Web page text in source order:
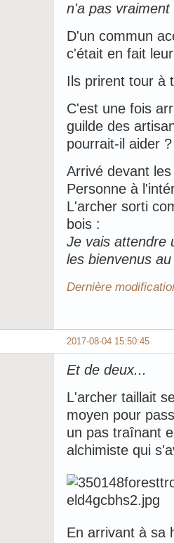
n'a pas
D'un commun
c'était en fait
Ils prirent tour à
C'est une fois
guilde des
pourrait-il aider ?
Arrivé devant
Personne à
L'archer sorti
bois :
Je vais attendre
les bienvenus
Dernière
2017-08-04 15:50:45
Et de deux...
L'archer taillait
moyen pour
un pas traînant
alchimiste qui
En arrivant à sa